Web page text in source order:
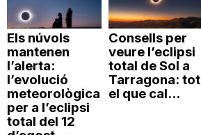
Els núvols
mantenen
l’alerta:
l’evolució
meteorològica
per a l’eclipsi
total del 12
Consells per
veure l’eclipsi
total de Sol a
Tarragona: tot
el que cal...